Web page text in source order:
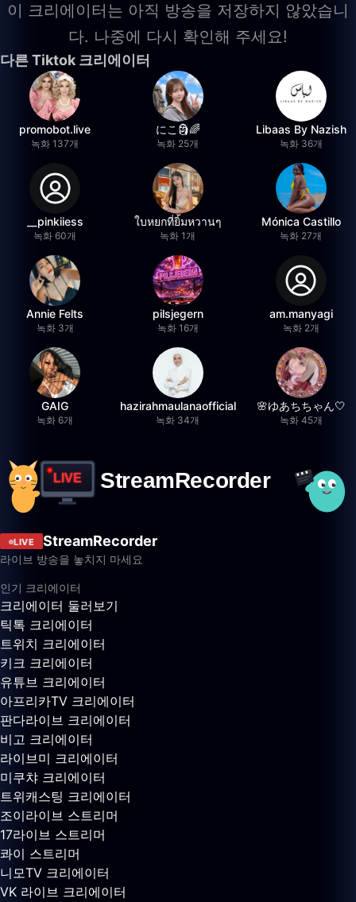
이 크리에이터는 아직 방송을 저장하지 않았습니
다. 나중에 다시 확인해 주세요!
다른 Tiktok 크리에이터
promobot.live
녹화 137개
にこ🗿🌈
녹화 25개
Libaas By Nazish
녹화 36개
__pinkiiess
녹화 60개
ใบหยกที่ยิ้มหวานๆ
녹화 1개
Mónica Castillo
녹화 27개
Annie Felts
녹화 3개
pilsjegern
녹화 16개
am.manyagi
녹화 2개
GAIG
녹화 6개
hazirahmaulanaofficial
녹화 34개
🌸ゆあちちゃん🤍
녹화 45개
LIVE StreamRecorder
라이브 방송을 놓치지 마세요
인기 크리에이터
크리에이터 둘러보기
틱톡 크리에이터
트위치 크리에이터
키크 크리에이터
유튜브 크리에이터
아프리카TV 크리에이터
판다라이브 크리에이터
비고 크리에이터
라이브미 크리에이터
미쿠챠 크리에이터
트위캐스팅 크리에이터
조이라이브 스트리머
17라이브 스트리머
콰이 스트리머
니모TV 크리에이터
VK 라이브 크리에이터